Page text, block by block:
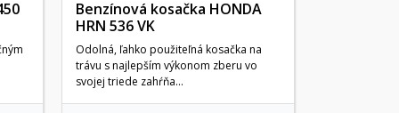
Benzínová kosačka HONDA
HRN 536 VK
Odolná, ľahko použiteľná kosačka na
trávu s najlepším výkonom zberu vo
svojej triede zahŕňa...